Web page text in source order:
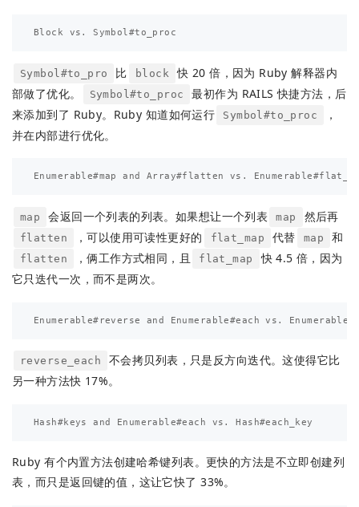
Symbol#to_pro 比 block
快 20 倍，因为 Ruby 解释器内
部做了优化。
Symbol#to_proc
最初作为 RAILS 快捷方法，后
来添加到了 Ruby。Ruby 知道如何运行
Symbol#to_proc
，
并在内部进行优化。
map 会返回一个列表的列表。如果想让一个列表 map 然后再
flatten ，可以使用可读性更好的 flat_map 代替 map 和
flatten ，俩工作方式相同，且 flat_map
快 4.5 倍，因为
它只迭代一次，而不是两次。
reverse_each
不会拷贝列表，只是反方向迭代。这使得它比
另一种方法快 17%。
Ruby 有个内置方法创建哈希键列表。更快的方法是不立即创建列
表，而只是返回键的值，这让它快了 33%。